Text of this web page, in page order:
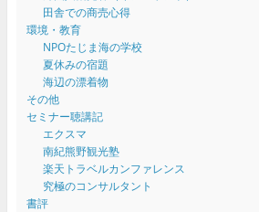
田舎での商売心得
環境・教育
NPOたじま海の学校
夏休みの宿題
海辺の漂着物
その他
セミナー聴講記
エクスマ
南紀熊野観光塾
楽天トラベルカンファレンス
究極のコンサルタント
書評